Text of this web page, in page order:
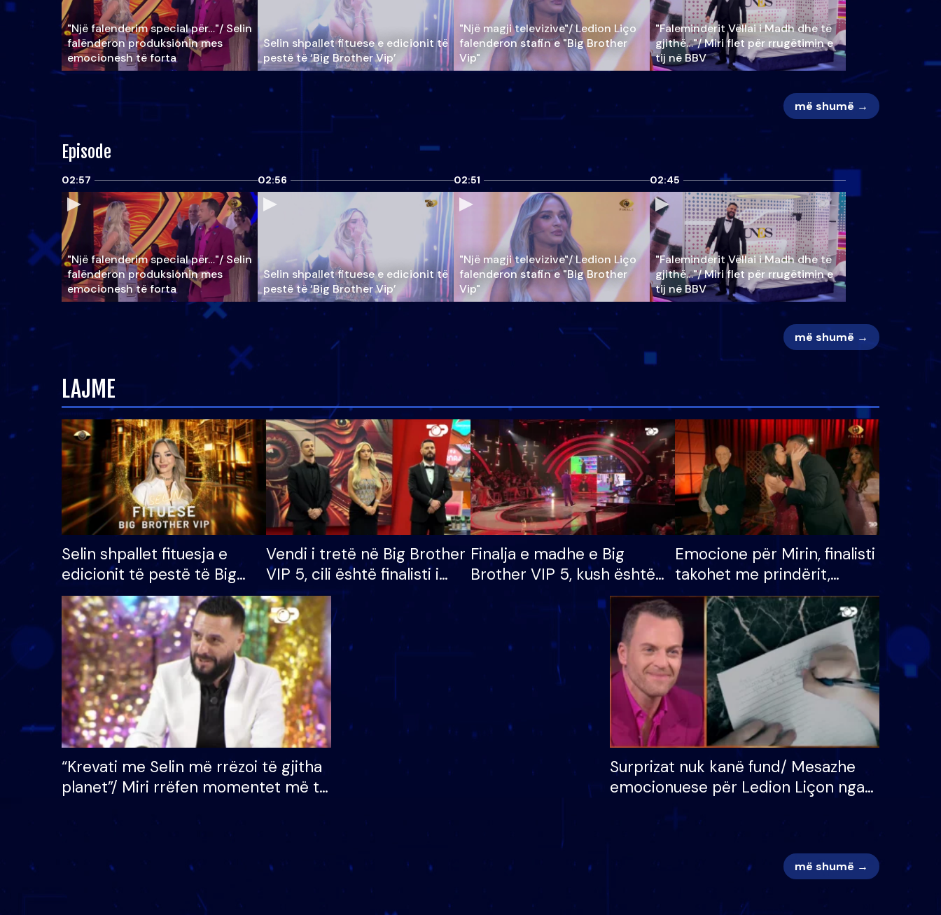
"Një falenderim special për…"/ Selin
falënderon produksionin mes
emocionesh të forta
Selin shpallet fituese e edicionit të
pestë të ‘Big Brother Vip’
"Një magji televizive"/ Ledion Liço
falenderon stafin e "Big Brother
Vip"
"Faleminderit Vëllai i Madh dhe të
gjithë…"/ Miri flet për rrugëtimin e
tij në BBV
më shumë →
Episode
02:57
"Një falenderim special për…"/ Selin
falënderon produksionin mes
emocionesh të forta
02:56
Selin shpallet fituese e edicionit të
pestë të ‘Big Brother Vip’
02:51
"Një magji televizive"/ Ledion Liço
falenderon stafin e "Big Brother
Vip"
02:45
"Faleminderit Vëllai i Madh dhe të
gjithë…"/ Miri flet për rrugëtimin e
tij në BBV
më shumë →
LAJME
Selin shpallet fituesja e
edicionit të pestë të Big
Brother VIP, rrëmben
çmimin e madh prej 100
mijë eurosh
Vendi i tretë në Big Brother
VIP 5, cili është finalisti i
radhës që lë shtëpinë
Finalja e madhe e Big
Brother VIP 5, kush është
banori i parë që lë shtëpinë
dhe humb mundësinë për
të fituar çmimin e madh
Emocione për Mirin, finalisti
takohet me prindërit,
vajzën dhe bashkëshorten:
S’kemi ndonjë letër divorci
apo jo?
“Krevati me Selin më rrëzoi të gjitha
planet”/ Miri rrëfen momentet më të
mungojë zilja e mëngjesit kur…
Surprizat nuk kanë fund/ Mesazhe
emocionuese për Ledion Liçon nga
më shumë →